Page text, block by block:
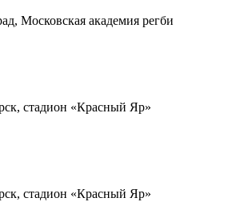
Московская академия регби
стадион «Красный Яр»
стадион «Красный Яр»